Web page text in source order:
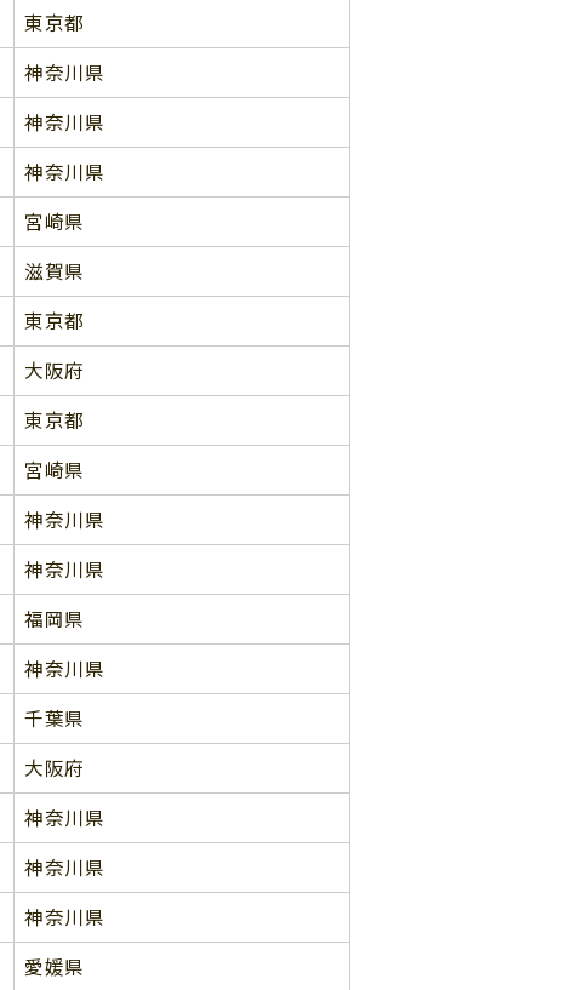
東京都
神奈川県
神奈川県
神奈川県
宮崎県
滋賀県
東京都
大阪府
東京都
宮崎県
神奈川県
神奈川県
福岡県
神奈川県
千葉県
大阪府
神奈川県
神奈川県
神奈川県
愛媛県